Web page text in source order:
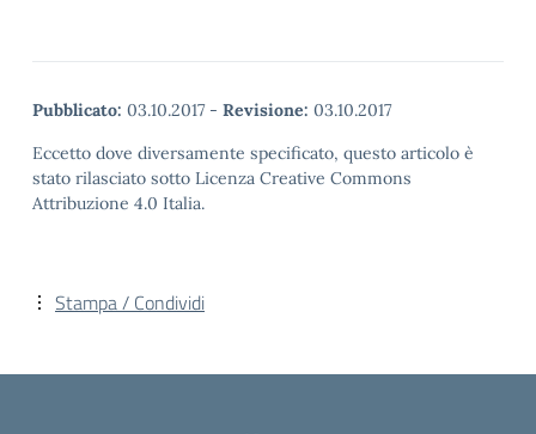
Pubblicato: 03.10.2017 - Revisione: 03.10.2017
Eccetto dove diversamente specificato, questo articolo è
stato rilasciato sotto Licenza Creative Commons
Attribuzione 4.0 Italia.
Stampa / Condividi